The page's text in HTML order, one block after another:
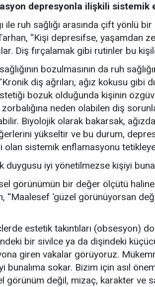
depresyonla ilişkili
ile ruh sağlığı arasında çift yönlü
“Kişi depresifse, yaşamdan
Diş fırçalamak gibi rutinler bu
bozulmasının da ruh
diş ağrıları, ağız kokusu
bozuk olduğunda kişinin
neden olabilen diş
Biyolojik olarak bakarsak,
yükseltir ve bu durum,
sistemik enflamasyonu
duygusu iyi yönetilmezse kişiyi
görünümün bir değer ölçütü
“Maalesef ‘güzel görünüyorsan
estetik takıntıları (obsesyon)
bir sivilce ya da dişindeki
giren vakalar görüyoruz.
bunalıma sokar. Bizim için asıl
görünüm değil, mizaç, karakter ve